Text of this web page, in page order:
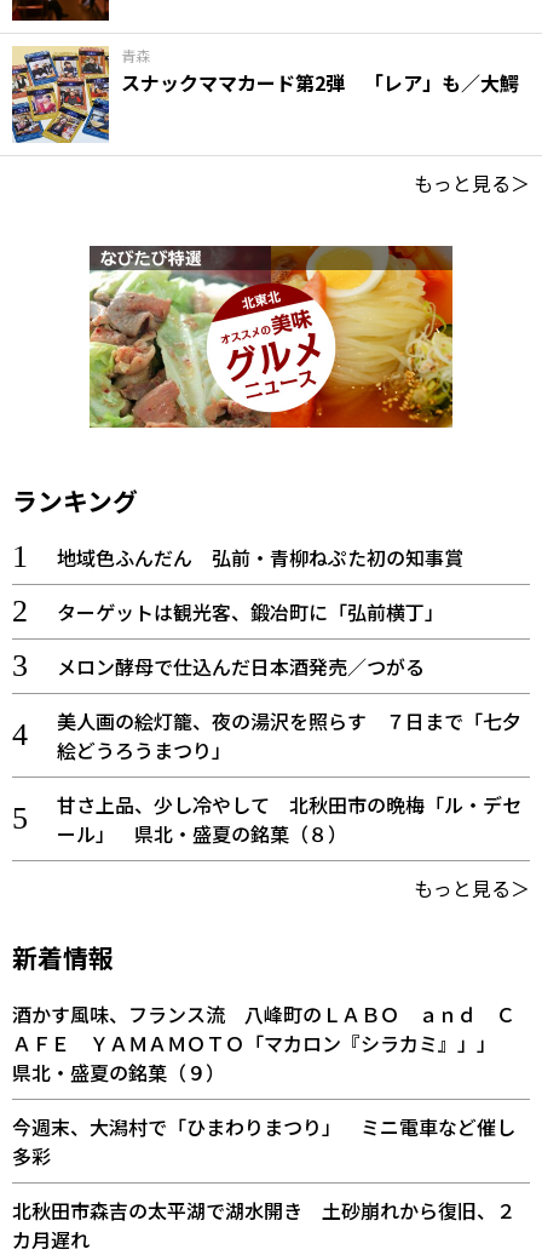
青森
スナックママカード第2弾 「レア」も／大鰐
もっと見る＞
ランキング
地域色ふんだん 弘前・青柳ねぷた初の知事賞
ターゲットは観光客、鍛冶町に「弘前横丁」
メロン酵母で仕込んだ日本酒発売／つがる
美人画の絵灯籠、夜の湯沢を照らす ７日まで「七夕
絵どうろうまつり」
甘さ上品、少し冷やして 北秋田市の晩梅「ル・デセ
ール」 県北・盛夏の銘菓（８）
もっと見る＞
新着情報
酒かす風味、フランス流 八峰町のＬＡＢＯ ａｎｄ Ｃ
ＡＦＥ ＹＡＭＡＭＯＴＯ「マカロン『シラカミ』」」
県北・盛夏の銘菓（９）
今週末、大潟村で「ひまわりまつり」 ミニ電車など催し
多彩
北秋田市森吉の太平湖で湖水開き 土砂崩れから復旧、２
カ月遅れ